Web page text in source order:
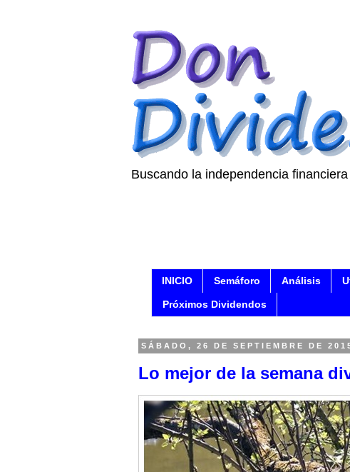
Buscando la independencia
INICIO Semáforo Análisis
Próximos Dividendos
SÁBADO, 26 DE SEPTIEMBRE DE
Lo mejor de la semana